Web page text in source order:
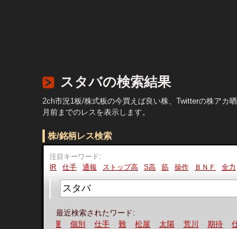
スタバの検索結果
2ch市況1板/株式板の今買えば良い株、Twitterの株アカ
月前までのレスを表示します。
株/銘柄レス検索
注目キーワード:
IR
仕手 通報 ストップ高 S高 筋 操作 ＢＮＦ 全力
最近検索されたワード:
個別 仕手 難 松屋 太陽 荒川 期待 仕